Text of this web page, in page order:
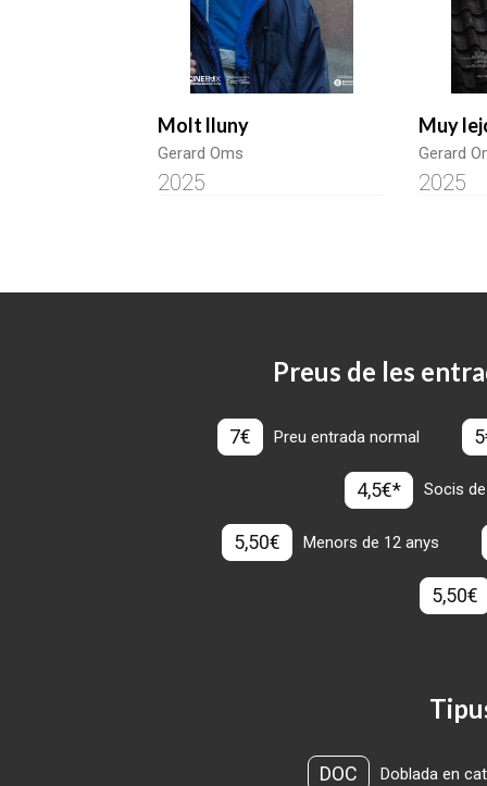
Molt lluny
Gerard Oms
2025
Muy
Gerard
2025
Preus de les
7€ Preu entrada normal
4,5€* Socis
5,50€ Menors de 12 anys
5,50€
DOC Doblada en